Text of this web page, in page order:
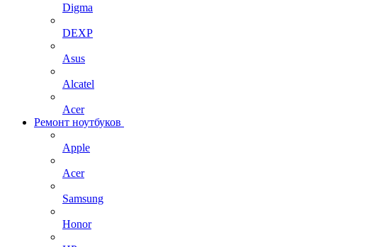
Digma
DEXP
Asus
Alcatel
Acer
Ремонт ноутбуков
Apple
Acer
Samsung
Honor